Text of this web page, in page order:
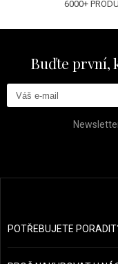
6000+
Buďte první,
POTŘEBUJETE